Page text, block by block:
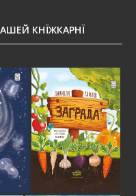
КНЇЖКАРНЇ